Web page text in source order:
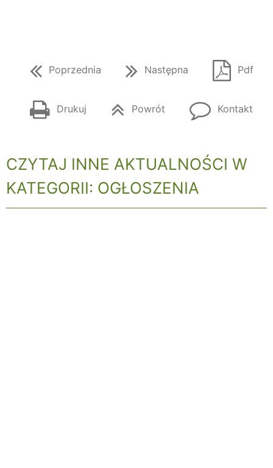
Poprzednia Następna Pdf
Drukuj Powrót Kontakt
CZYTAJ INNE AKTUALNOŚCI W
KATEGORII: OGŁOSZENIA